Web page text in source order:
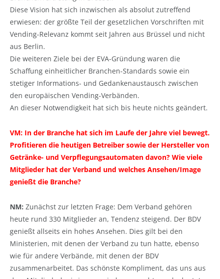
Diese Vision hat sich inzwischen als absolut zutreffend
erwiesen: der größte Teil der gesetzlichen Vorschriften mit
Vending-Relevanz kommt seit Jahren aus Brüssel und nicht
aus Berlin.
Die weiteren Ziele bei der EVA-Gründung waren die
Schaffung einheitlicher Branchen-Standards sowie ein
stetiger Informations- und Gedankenaustausch zwischen
den europäischen Vending-Verbänden.
An dieser Notwendigkeit hat sich bis heute nichts geändert.
VM: In der Branche hat sich im Laufe der Jahre viel bewegt.
Profitieren die heutigen Betreiber sowie der Hersteller von
Getränke- und Verpflegungsautomaten davon? Wie viele
Mitglieder hat der Verband und welches Ansehen/Image
genießt die Branche?
NM: Zunächst zur letzten Frage: Dem Verband gehören
heute rund 330 Mitglieder an, Tendenz steigend. Der BDV
genießt allseits ein hohes Ansehen. Dies gilt bei den
Ministerien, mit denen der Verband zu tun hatte, ebenso
wie für andere Verbände, mit denen der BDV
zusammenarbeitet. Das schönste Kompliment, das uns aus